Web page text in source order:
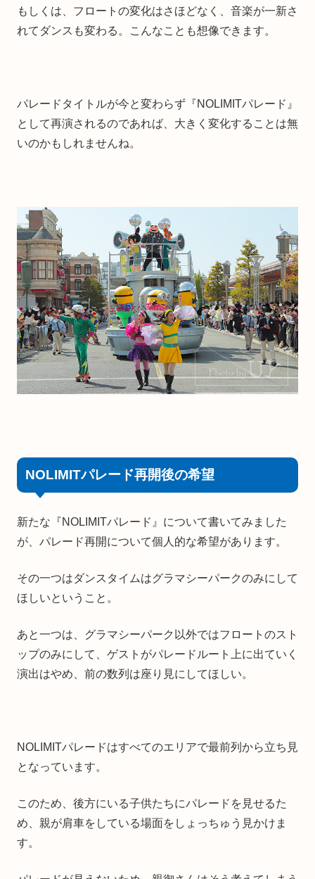
もしくは、フロートの変化はさほどなく、音楽が一新さ
れてダンスも変わる。こんなことも想像できます。
パレードタイトルが今と変わらず『NOLIMITパレード』
として再演されるのであれば、大きく変化することは無
いのかもしれませんね。
NOLIMITパレード再開後の希望
新たな『NOLIMITパレード』について書いてみました
が、パレード再開について個人的な希望があります。
その一つはダンスタイムはグラマシーパークのみにして
ほしいということ。
あと一つは、グラマシーパーク以外ではフロートのスト
ップのみにして、ゲストがパレードルート上に出ていく
演出はやめ、前の数列は座り見にしてほしい。
NOLIMITパレードはすべてのエリアで最前列から立ち見
となっています。
このため、後方にいる子供たちにパレードを見せるた
め、親が肩車をしている場面をしょっちゅう見かけま
す。